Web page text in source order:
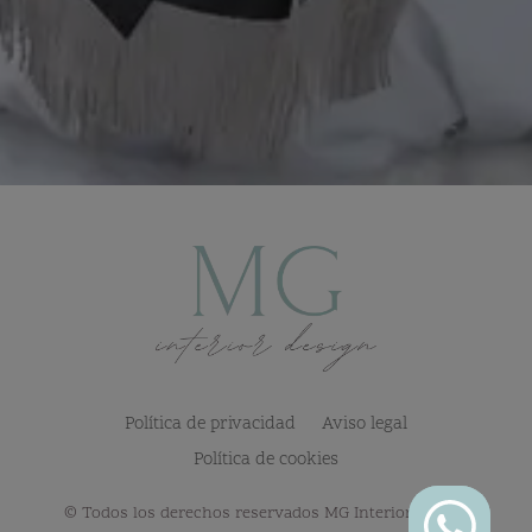
Política de privacidad
Aviso legal
Política de cookies
© Todos los derechos reservados MG Interior Design